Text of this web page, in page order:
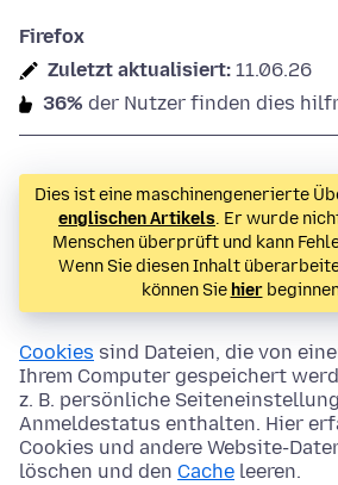
Firefox
Zuletzt aktualisiert: 11.06.26
36% der Nutzer finden dies
Dies ist eine maschinengenerierte
englischen Artikels. Er wurde
Menschen überprüft und kann
Wenn Sie diesen Inhalt
können Sie hier
Cookies sind Dateien, die von
Ihrem Computer gespeichert
z. B. persönliche
Anmeldestatus enthalten. Hier
Cookies und andere Website-
löschen und den Cache leeren.